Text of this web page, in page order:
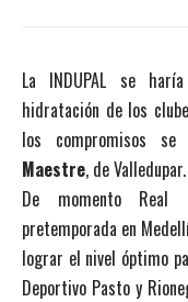
La INDUPAL se
hidratación de los
los compromisos
Maestre, de Valledupar.
De momento Real
pretemporada en
lograr el nivel óptimo
Deportivo Pasto y